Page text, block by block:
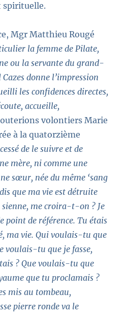
spirituelle.
Mgr Matthieu Rougé
la femme de Pilate,
ou la servante du grand-
donne l’impression
les confidences directes,
accueille,
volontiers Marie
à la quatorzième
de le suivre et de
mère, ni comme une
sœur, née du même ‘sang
que ma vie est détruite
sienne, me croira-t-on ? Je
point de référence. Tu étais
ma vie. Qui voulais-tu que
voulais-tu que je fasse,
? Que voulais-tu que
que tu proclamais ?
mis au tombeau,
pierre ronde va le